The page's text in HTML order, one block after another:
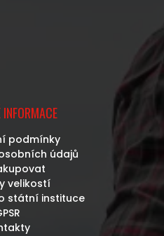
podmínky
údajů
velikostí
státní instituce